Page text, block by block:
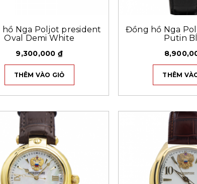
Nga Poljot president
Oval Demi White
9,300,000 ₫
THÊM VÀO GIỎ
Đồng hồ Nga
Putin
THÊM